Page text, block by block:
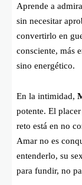
Aprende a
sin necesitar
convertirlo en
consciente, más
sino energético.
En la intimidad,
potente. El
reto está en no
Amar no es
entenderlo, su
para fundir, no